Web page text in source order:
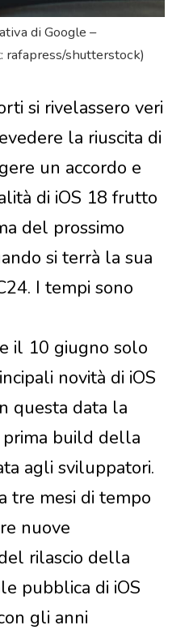
di Google –
rafapress/shutterstock)
si rivelassero veri
la riuscita di
un accordo e
di iOS 18 frutto
del prossimo
si terrà la sua
I tempi sono
il 10 giugno solo
novità di iOS
questa data la
build della
agli sviluppatori.
tre mesi di tempo
nuove
rilascio della
pubblica di iOS
gli anni